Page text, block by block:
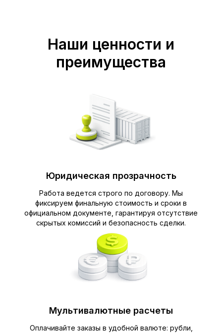
Наши ценности и
преимущества
Юридическая прозрачность
Работа ведется строго по договору. Мы
фиксируем финальную стоимость и сроки в
официальном документе, гарантируя отсутствие
скрытых комиссий и безопасность сделки.
Мультивалютные расчеты
Оплачивайте заказы в удобной валюте: рубли,